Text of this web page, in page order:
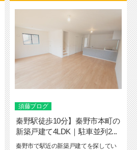
須藤ブログ
秦野駅徒歩10分】秦野市本町の
新築戸建て4LDK｜駐車並列2...
秦野市で駅近の新築戸建てを探してい